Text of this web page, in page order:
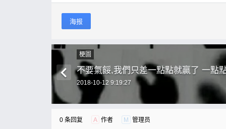
海报
梗圖
不要氣餒,我們只差一點點就贏了 一點
2018-10-12 9:19:27
0 条回复 A 作者 M 管理员